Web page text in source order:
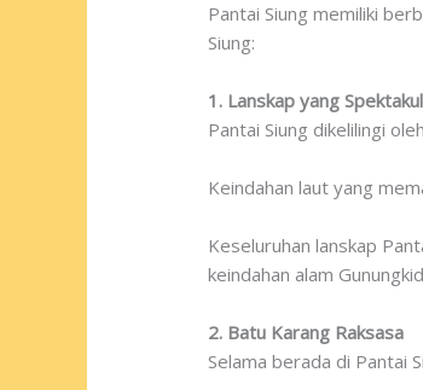
Pantai Siung memiliki
Siung:
1. Lanskap yang
Pantai Siung dikelilingi
Keindahan laut yang
Keseluruhan lanskap
keindahan alam
2. Batu Karang Raksasa
Selama berada di Pantai